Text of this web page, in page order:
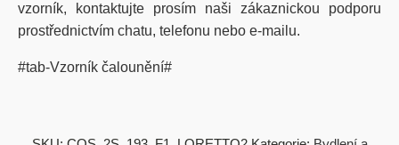
vzorník, kontaktujte prosím naši zákaznickou podporu
prostřednictvím chatu, telefonu nebo e-mailu.
#tab-Vzorník čalounění#